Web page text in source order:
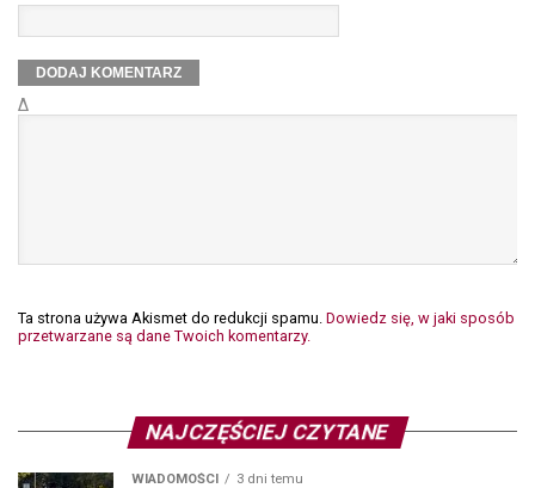
Δ
Ta strona używa Akismet do redukcji spamu. Dowiedz się, w jaki sposób
przetwarzane są dane Twoich komentarzy.
NAJCZĘŚCIEJ CZYTANE
WIADOMOŚCI 3 dni temu